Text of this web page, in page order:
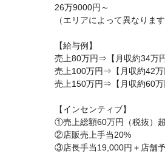
26万9000円～
（エリアによって異なります
【給与例】
売上80万円⇒【月収約34万
売上100万円⇒【月収約42万
売上150万円⇒【月収約60万
【インセンティブ】
①売上総額60万円（税抜）
②店販売上手当20%
③店長手当19,000円＋店舗